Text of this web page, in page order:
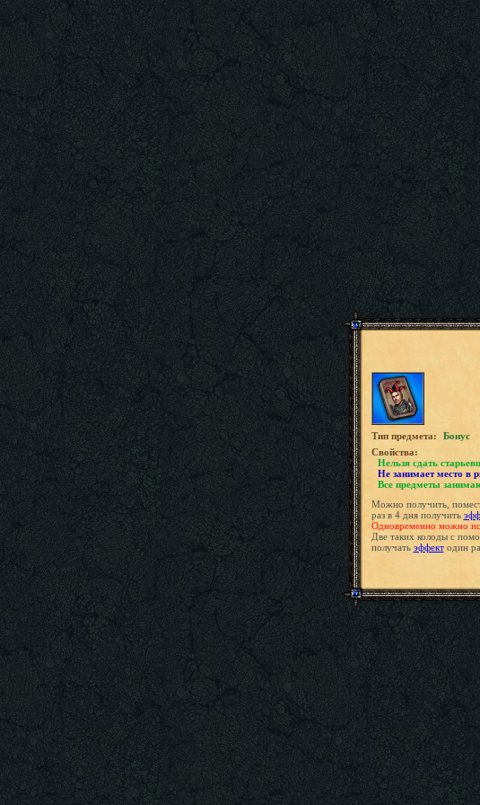
Tип предмета:
Бонус
Свойства:
Нельзя сдать
Не занимает место в
Все предметы
Можно получить,
раз в 4 дня получить
Одновременно можно
Две таких колоды с
получать эффектодин